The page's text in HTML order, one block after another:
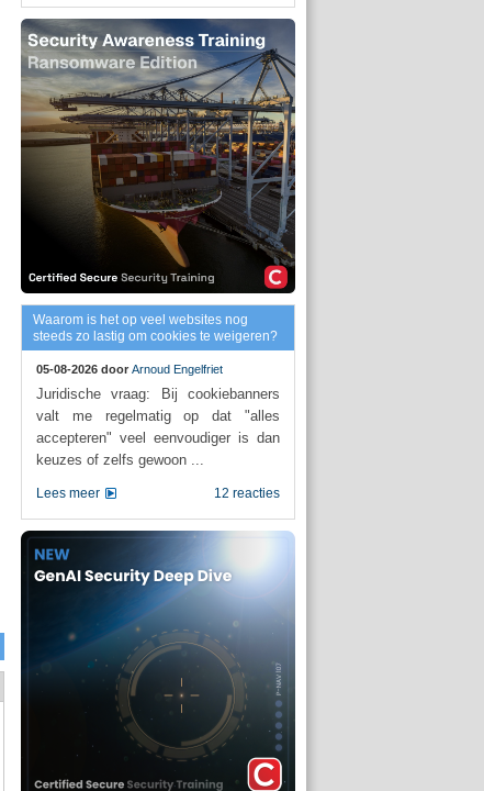
Waarom is het op veel websites nog
steeds zo lastig om cookies te weigeren?
05-08-2026 door Arnoud Engelfriet
Juridische vraag: Bij cookiebanners
valt me regelmatig op dat "alles
accepteren" veel eenvoudiger is dan
keuzes of zelfs gewoon ...
12 reacties
Lees meer